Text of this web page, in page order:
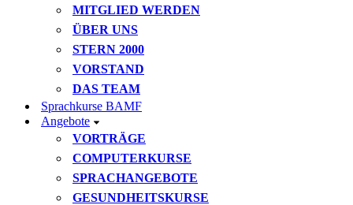
MITGLIED WERDEN
ÜBER UNS
STERN 2000
VORSTAND
DAS TEAM
Sprachkurse BAMF
Angebote
VORTRÄGE
COMPUTERKURSE
SPRACHANGEBOTE
GESUNDHEITSKURSE